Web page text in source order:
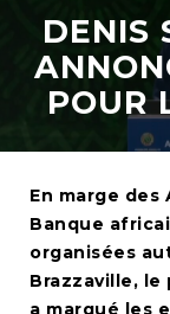
DENIS
POUR
En marge des
Banque
organisées
Brazzaville, le
a marqué les